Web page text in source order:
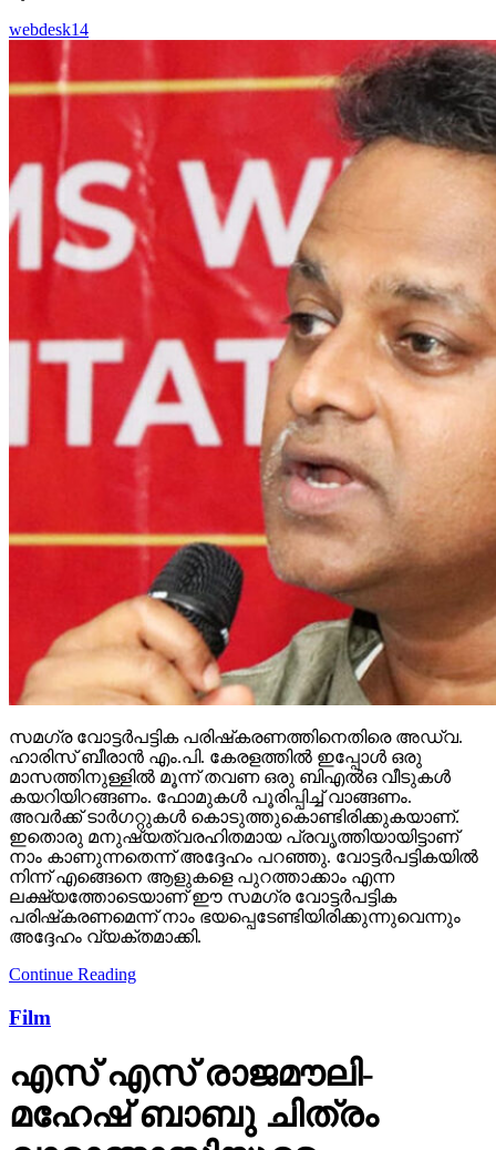
webdesk14
സമഗ്ര വോട്ടര്‍പട്ടിക പരിഷ്‌കരണത്തിനെതിരെ അഡ്വ.
ഹാരിസ് ബീരാന്‍ എം.പി. കേരളത്തില്‍ ഇപ്പോള്‍ ഒരു
മാസത്തിനുള്ളില്‍ മൂന്ന് തവണ ഒരു ബിഎല്‍ഒ വീടുകള്‍
കയറിയിറങ്ങണം. ഫോമുകള്‍ പൂരിപ്പിച്ച് വാങ്ങണം.
അവര്‍ക്ക് ടാര്‍ഗറ്റുകള്‍ കൊടുത്തുകൊണ്ടിരിക്കുകയാണ്.
ഇതൊരു മനുഷ്യത്വരഹിതമായ പ്രവൃത്തിയായിട്ടാണ്
നാം കാണുന്നതെന്ന് അദ്ദേഹം പറഞ്ഞു. വോട്ടര്‍പട്ടികയില്‍
നിന്ന് എങ്ങെനെ ആളുകളെ പുറത്താക്കാം എന്ന
ലക്ഷ്യത്തോടെയാണ് ഈ സമഗ്ര വോട്ടര്‍പട്ടിക
പരിഷ്‌കരണമെന്ന് നാം ഭയപ്പെടേണ്ടിയിരിക്കുന്നുവെന്നും
അദ്ദേഹം വ്യക്തമാക്കി.
Continue Reading
Film
എസ് എസ് രാജമൗലി-
മഹേഷ് ബാബു ചിത്രം